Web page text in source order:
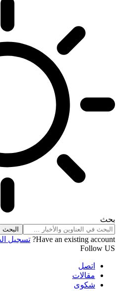
بحث
Have an existing account?
تسجيل
Follow US
اتصل
مقالات
شكوى